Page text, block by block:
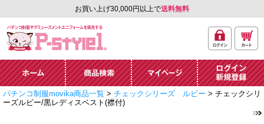
お買い上げ30,000円以上で送料無料
ーズメントユニフォー
ム通販「P-style 1」.
イン
ト
ホーム 商品検索 マイページ
ログイン・新規
パチンコ制服movika商品一覧 > チェックシリーズ ルビー > チェックシリ
ーズルビー/黒レディスベスト(襟付)